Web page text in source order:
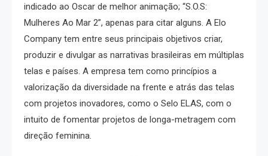
indicado ao Oscar de melhor animação; “S.O.S:
Mulheres Ao Mar 2”, apenas para citar alguns. A Elo
Company tem entre seus principais objetivos criar,
produzir e divulgar as narrativas brasileiras em múltiplas
telas e países. A empresa tem como princípios a
valorização da diversidade na frente e atrás das telas
com projetos inovadores, como o Selo ELAS, com o
intuito de fomentar projetos de longa-metragem com
direção feminina.